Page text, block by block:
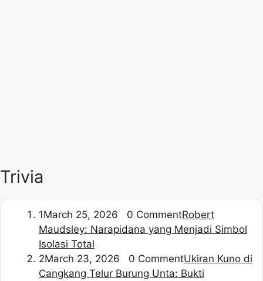
Trivia
1March 25, 2026 0 CommentRobert
Maudsley: Narapidana yang Menjadi Simbol
Isolasi Total
2March 23, 2026 0 CommentUkiran Kuno di
Cangkang Telur Burung Unta: Bukti